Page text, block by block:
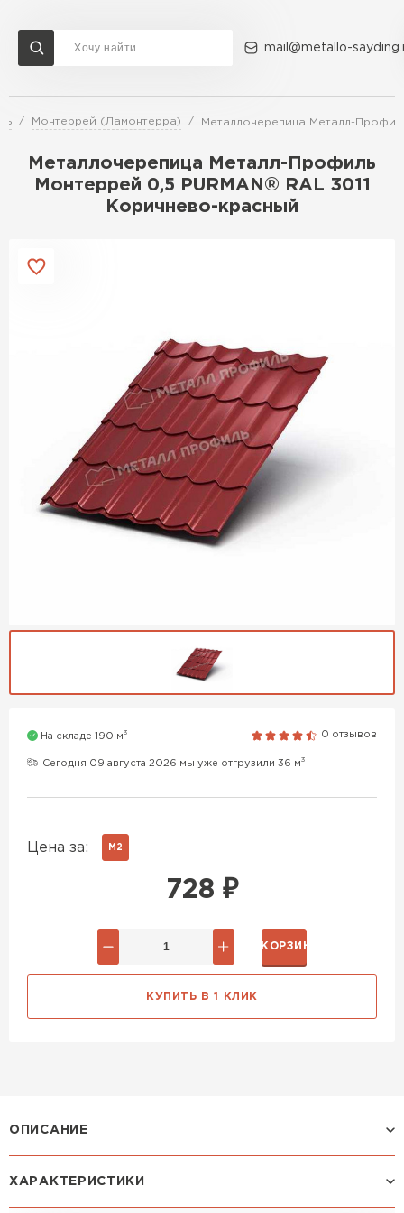
mail@metallo-
Монтеррей (Ламонтерра) Металлочерепица Металл-
Металлочерепица Металл-Профиль
Монтеррей 0,5 PURMAN® RAL 3011
Коричнево-красный
На складе 190 м3 0 отзывов
Сегодня 09 августа 2026 мы уже отгрузили 36 м3
Цена за: М2
728 ₽
В КОРЗИНУ
КУПИТЬ В 1 КЛИК
ОПИСАНИЕ
Профиль ЛАМОНТЕРРА:
ХАРАКТЕРИСТИКИ
Доставка и оплата Акции О компании Контакты
Перейти в каталог